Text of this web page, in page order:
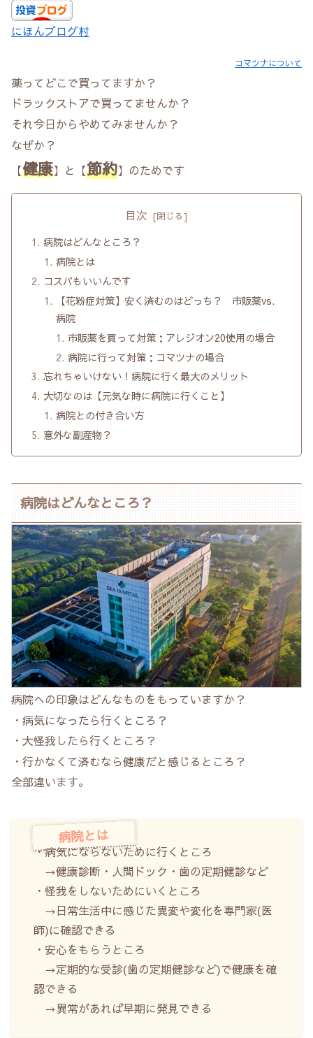
にほんブログ村
コマツナについて
薬ってどこで買ってますか？
ドラックストアで買ってませんか？
それ今日からやめてみませんか？
なぜか？
【健康】と【節約】のためです
目次
病院はどんなところ？
病院とは
コスパもいいんです
【花粉症対策】安く済むのはどっち？ 市販薬vs.
病院
市販薬を買って対策：アレジオン20使用の場合
病院に行って対策：コマツナの場合
忘れちゃいけない！病院に行く最大のメリット
大切なのは【元気な時に病院に行くこと】
病院との付き合い方
意外な副産物？
病院はどんなところ？
病院への印象はどんなものをもっていますか？
・病気になったら行くところ？
・大怪我したら行くところ？
・行かなくて済むなら健康だと感じるところ？
全部違います。
病院とは
・病気にならないために行くところ
→健康診断・人間ドック・歯の定期健診など
・怪我をしないためにいくところ
→日常生活中に感じた異変や変化を専門家(医
師)に確認できる
・安心をもらうところ
→定期的な受診(歯の定期健診など)で健康を確
認できる
→異常があれば早期に発見できる